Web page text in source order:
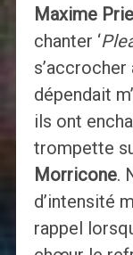
Maxime
chanter ‘
dépendait
ils ont
trompette
Morricone.
d’intensité
rappel